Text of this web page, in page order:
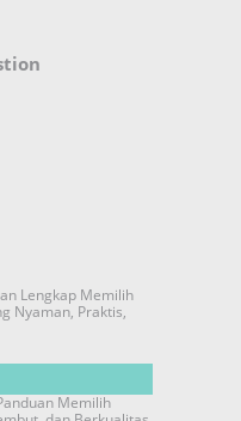
Lengkap Memilih
Nyaman, Praktis,
Memilih